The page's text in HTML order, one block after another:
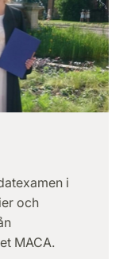
i
och
MACA.